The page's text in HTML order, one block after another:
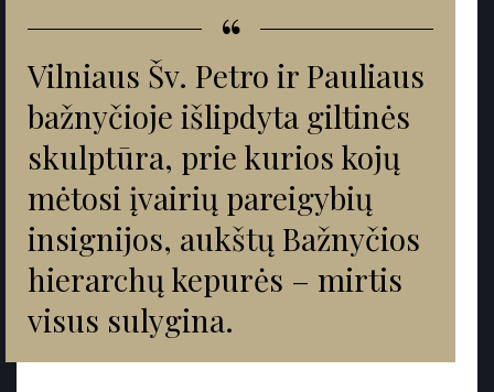
“
Vilniaus Šv. Petro ir Pauliaus
bažnyčioje išlipdyta giltinės
skulptūra, prie kurios kojų
mėtosi įvairių pareigybių
insignijos, aukštų Bažnyčios
hierarchų kepurės – mirtis
visus sulygina.